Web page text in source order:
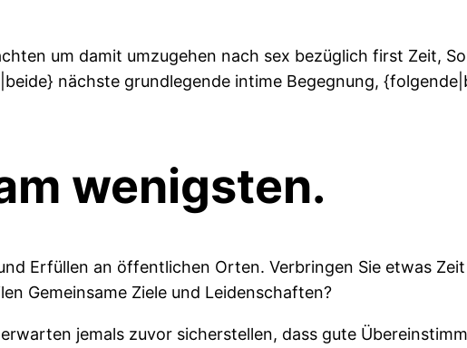
um damit umzugehen nach sex bezüglich first Zeit,
nächste grundlegende intime Begegnung,
wenigsten.
Erfüllen an öffentlichen Orten. Verbringen Sie etwas
Gemeinsame Ziele und Leidenschaften?
jemals zuvor sicherstellen, dass gute